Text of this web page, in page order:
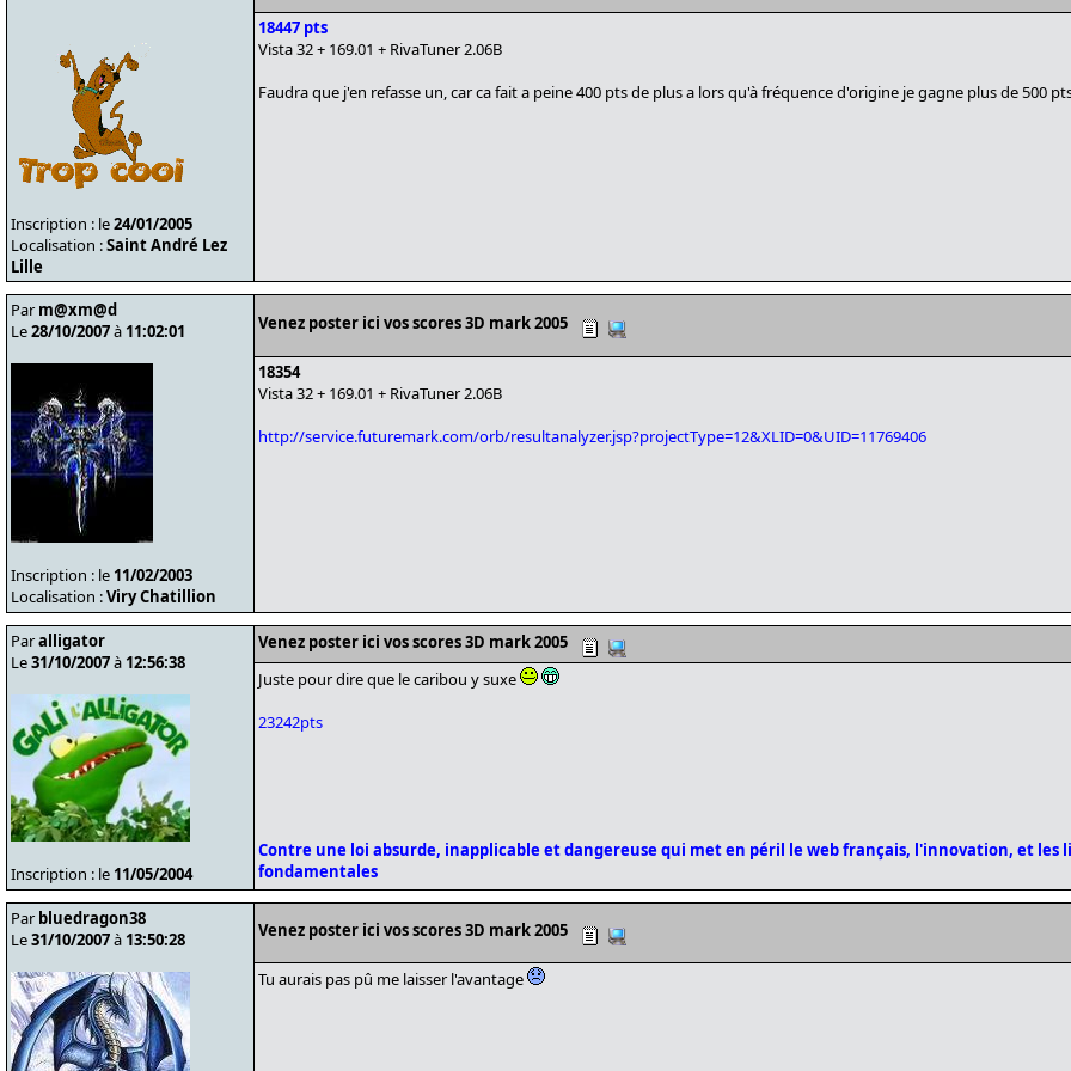
Inscription : le24/01/2005
Localisation :Saint André Lez
Lille
18447 pts
Vista 32 + 169.01 + RivaTuner 2.06B
Faudra que j'en refasse un, car ca fait a peine 400 pts de plus a lors qu'à fréquence d'origine je gagne plus de 500
Par m@xm@d
Le28/10/2007à 11:02:01
Inscription : le 11/02/2003
Localisation :Viry Chatillion
Venez poster ici vos scores 3D mark 2005
18354
Vista 32 + 169.01 + RivaTuner 2.06B
http://service.futuremark.com/orb/resultanalyzer.jsp?projectType=12&XLID=0&UID=11769406
Paralligator
Le31/10/2007à 12:56:38
Inscription : le 11/05/2004
Venez poster ici vos scores 3D mark 2005
Juste pour dire que le caribou y suxe
23242pts
Contre une loi absurde, inapplicable et dangereuse qui met en péril le web français, l'innovation, et les
fondamentales
Par bluedragon38
Le31/10/2007à 13:50:28 Venez poster ici vos scores 3D mark 2005
Tu aurais pas pû me laisser l'avantage